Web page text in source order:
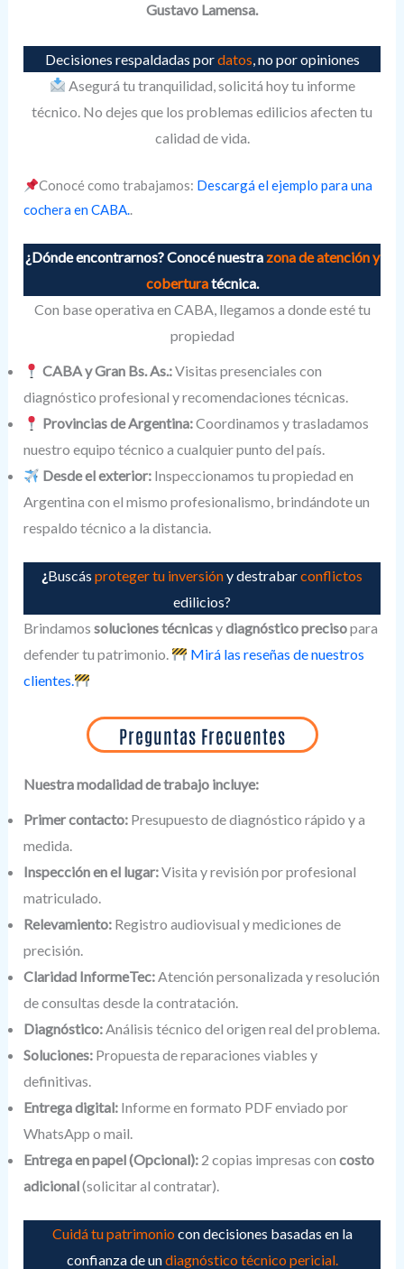
Gustavo Lamensa.
Decisiones respaldadas pordatos, no por opiniones
Asegurá tu tranquilidad, solicitá hoy tu informe
técnico. No dejes que los problemas edilicios afecten tu
calidad de vida.
Conocé como trabajamos: Descargá el ejemplo para una
cochera en CABA..
¿Dónde encontrarnos? Conocé nuestrazona de atención y
coberturatécnica.
Con base operativa en CABA, llegamos a donde esté tu
propiedad
CABA y Gran Bs. As.:Visitas presenciales con
diagnóstico profesional y recomendaciones técnicas.
Provincias de Argentina:Coordinamos y trasladamos
nuestro equipo técnico a cualquier punto del país.
Desde el exterior: Inspeccionamos tu propiedad en
Argentina con el mismo profesionalismo, brindándote un
respaldo técnico a la distancia.
¿Buscás proteger tu inversióny destrabarconflictos
edilicios?
Brindamossoluciones técnicasydiagnóstico precisopara
defender tu patrimonio.
Mirá las reseñas de nuestros
clientes.
Preguntas Frecuentes
Nuestra modalidad de trabajo incluye:
Primer contacto: Presupuesto de diagnóstico rápido y a
medida.
Inspección en el lugar:Visita y revisión por profesional
matriculado.
Relevamiento: Registro audiovisual y mediciones de
precisión.
Claridad InformeTec:Atención personalizada y resolución
de consultas desde la contratación.
Diagnóstico:Análisis técnico del origen real del problema.
Soluciones: Propuesta de reparaciones viables y
definitivas.
Entrega digital: Informe en formato PDF enviado por
WhatsApp o mail.
Entrega en papel (Opcional): 2 copias impresas concosto
adicional(solicitar al contratar).
Cuidá tu patrimonio con decisiones basadas en la
confianza de undiagnóstico técnico pericial.